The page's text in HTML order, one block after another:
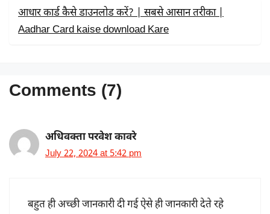
आधार कार्ड कैसे डाउनलोड करें? | सबसे आसान तरीका |
Aadhar Card kaise download Kare
Comments (7)
अधिवक्ता परवेश कावरे
July 22, 2024 at 5:42 pm
बहुत ही अच्छी जानकारी दी गई ऐसे ही जानकारी देते रहे